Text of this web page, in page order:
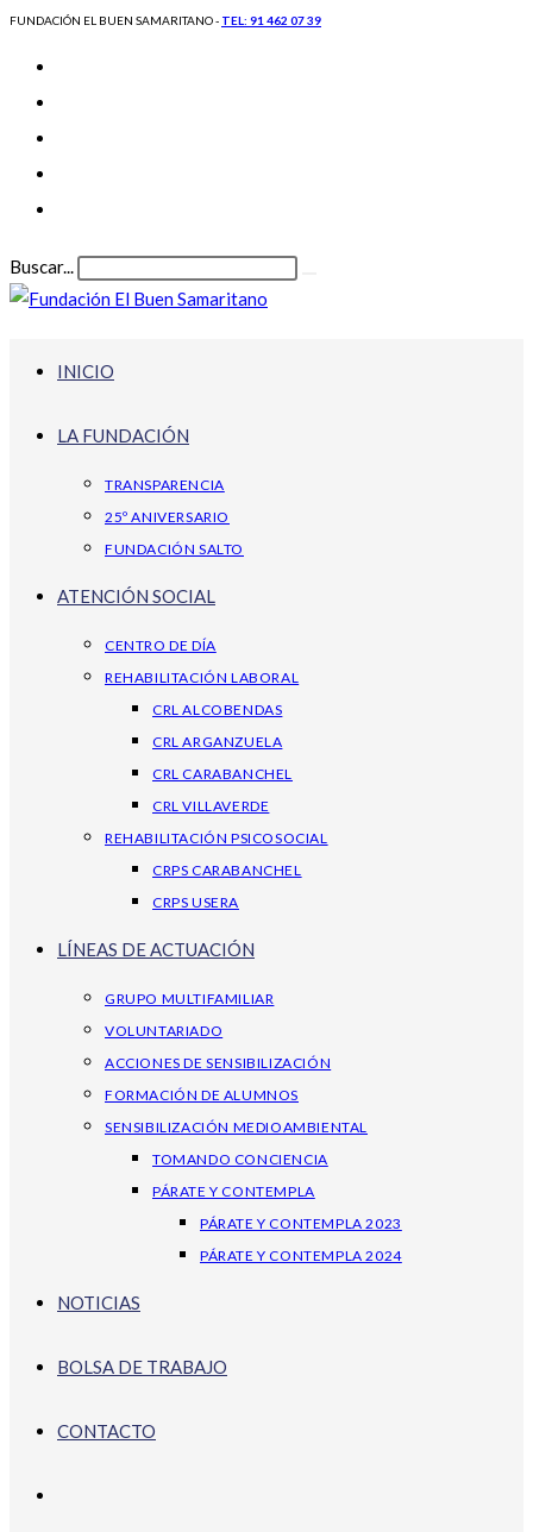
FUNDACIÓN EL BUEN SAMARITANO - TEL: 91 462 07 39
Buscar...
INICIO
LA FUNDACIÓN
TRANSPARENCIA
25º ANIVERSARIO
FUNDACIÓN SALTO
ATENCIÓN SOCIAL
CENTRO DE DÍA
REHABILITACIÓN LABORAL
CRL ALCOBENDAS
CRL ARGANZUELA
CRL CARABANCHEL
CRL VILLAVERDE
REHABILITACIÓN PSICOSOCIAL
CRPS CARABANCHEL
CRPS USERA
LÍNEAS DE ACTUACIÓN
GRUPO MULTIFAMILIAR
VOLUNTARIADO
ACCIONES DE SENSIBILIZACIÓN
FORMACIÓN DE ALUMNOS
SENSIBILIZACIÓN MEDIOAMBIENTAL
TOMANDO CONCIENCIA
PÁRATE Y CONTEMPLA
PÁRATE Y CONTEMPLA 2023
PÁRATE Y CONTEMPLA 2024
NOTICIAS
BOLSA DE TRABAJO
CONTACTO